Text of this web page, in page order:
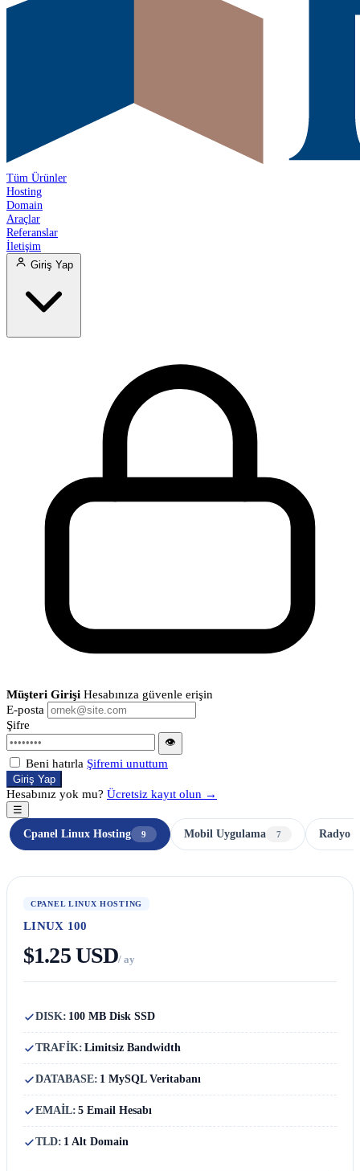
Tüm Ürünler
Hosting
Domain
Araçlar
Referanslar
İletişim
Giriş Yap
Müşteri Girişi Hesabınıza güvenle erişin
E-posta
Şifre
👁
Beni hatırla Şifremi unuttum
Giriş Yap
Hesabınız yok mu? Ücretsiz kayıt olun →
☰
Cpanel Linux Hosting
9 Mobil Uygulama 7 Radyo
CPANEL LINUX HOSTING
LINUX 100
$1.25 USD/ ay
DISK: 100 MB Disk SSD
TRAFİK: Limitsiz Bandwidth
DATABASE: 1 MySQL Veritabanı
EMAİL: 5 Email Hesabı
TLD: 1 Alt Domain